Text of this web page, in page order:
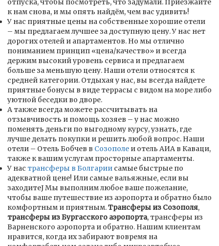
отпуска, чтобы посмотреть, что задумали. Приезжайте
к нам снова, и мы опять найдём, чем вас удивить!
У нас приятные цены на собственные хорошие отели
– мы предлагаем лучшее за доступную цену. У нас нет
дорогих отелей и апартаментов. Но мы отлично
пониманием принцип «цена/качество» и всегда
держим высокий уровень сервиса и предлагаем
больше за меньшую цену. Наши отели относятся к
средней категории. Отдыхая у нас, вы всегда найдете
приятные бонусы в виде террасы с видом на море либо
уютной беседки во дворе.
А также всегда можете рассчитывать на
отзывчивость и помощь хозяев – у нас можно
поменять деньги по выгодному курсу, узнать, где
лучше делать покупки и решить любой вопрос. Наши
отели – Отель Бобчев в Созополе и отель АИА в Каваци,
также к вашим услугам просторные апартаменты.
У нас трансферы в Болгарии самые быстрые по
адекватной цене! Или самые вальяжные, если вы
заходитеJ Мы выполним любое ваше пожелание,
чтобы ваше путешествие из аэропорта и обратно было
комфортным и приятным.Трансферы из Созополя,
трансферы из Бургасского аэропорта, трансферы из
Варненского аэропорта и обратно. Нашим клиентам
нравится, когда их забирают вовремя на